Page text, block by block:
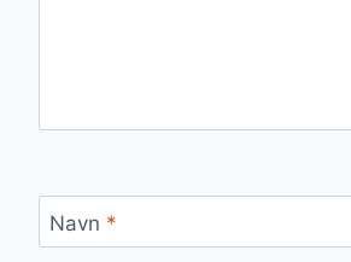
Navn *